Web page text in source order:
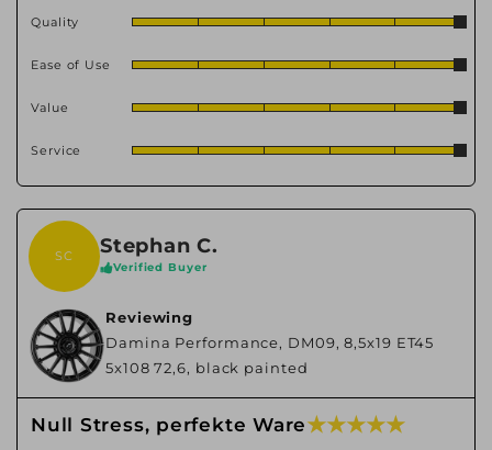
Quality
Ease of Use
Value
Service
SC Stephan C.
Verified Buyer
Reviewing
Damina Performance, DM09, 8,5x19 ET45
5x108 72,6, black painted
Null Stress, perfekte Ware★ ★ ★ ★ ★